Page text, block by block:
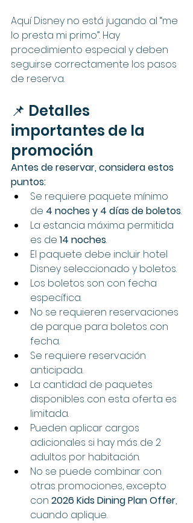
Aquí Disney no está jugando al “me
lo presta mi primo”. Hay
procedimiento especial y deben
seguirse correctamente los pasos
de reserva.
📌 Detalles
importantes de la
promoción
Antes de reservar, considera estos
puntos:
Se requiere paquete mínimo
de 4 noches y 4 días de boletos.
La estancia máxima permitida
es de 14 noches.
El paquete debe incluir hotel
Disney seleccionado y boletos.
Los boletos son con fecha
específica.
No se requieren reservaciones
de parque para boletos con
fecha.
Se requiere reservación
anticipada.
La cantidad de paquetes
disponibles con esta oferta es
limitada.
Pueden aplicar cargos
adicionales si hay más de 2
adultos por habitación.
No se puede combinar con
otras promociones, excepto
con 2026 Kids Dining Plan Offer,
cuando aplique.